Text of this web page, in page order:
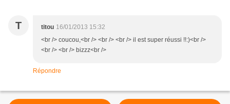
T titou 16/01/2013 15:32
<br /> coucou,<br /> <br /> <br /> il est super réussi !!:)<br />
<br /> <br /> bizzz<br />
Répondre